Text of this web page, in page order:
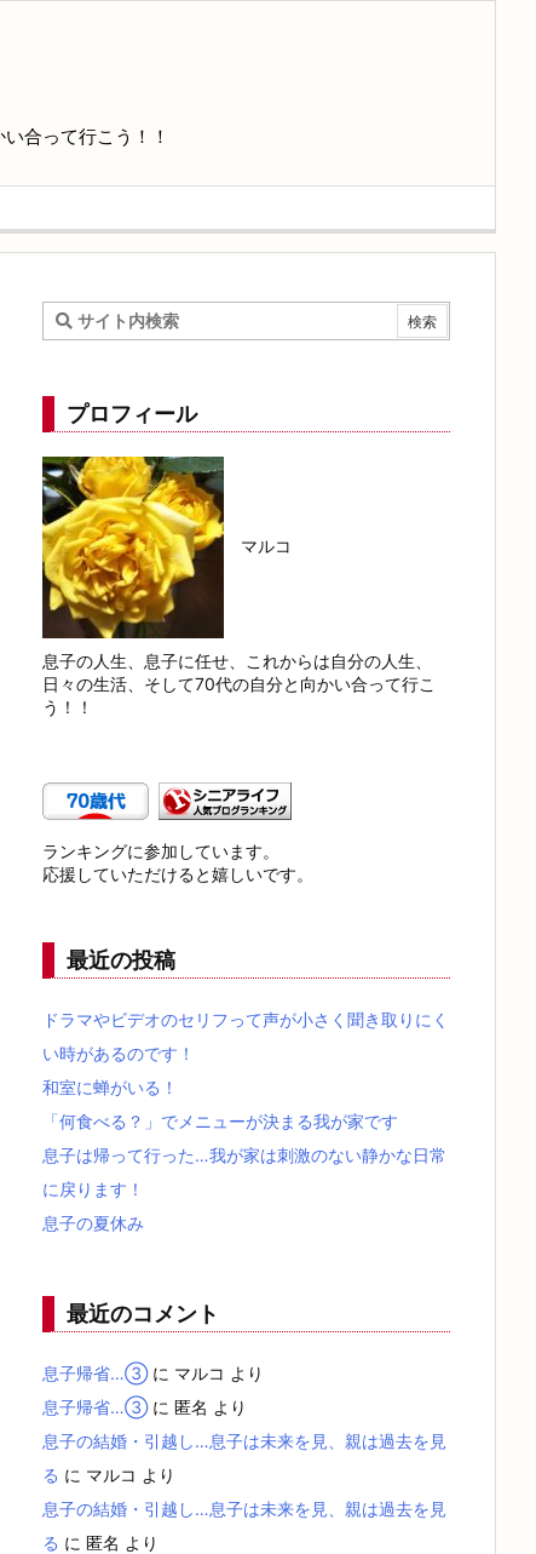
合って行こう！！
プロフィール
マルコ
息子の人生、息子に任せ、これからは自分の人生、
日々の生活、そして70代の自分と向かい合って行こ
う！！
ランキングに参加しています。
応援していただけると嬉しいです。
最近の投稿
ドラマやビデオのセリフって声が小さく聞き取りにく
い時があるのです！
和室に蝉がいる！
「何食べる？」でメニューが決まる我が家です
息子は帰って行った…我が家は刺激のない静かな日常
に戻ります！
息子の夏休み
最近のコメント
息子帰省…③に マルコ より
息子帰省…③に 匿名 より
息子の結婚・引越し…息子は未来を見、親は過去を見
る に マルコ より
息子の結婚・引越し…息子は未来を見、親は過去を見
る に 匿名 より